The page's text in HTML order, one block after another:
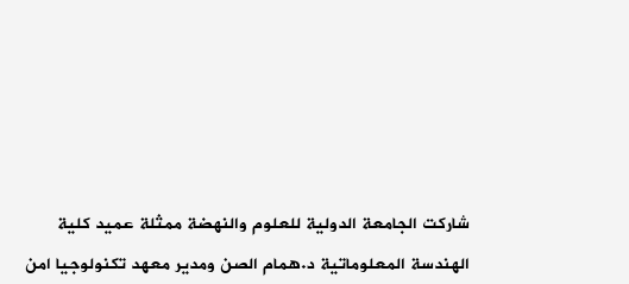
شاركت الجامعة الدولية للعلوم والنهضة ممثلة عميد كلية
الهندسة المعلوماتية د.همام الصن ومدير معهد تكنولوجيا امن